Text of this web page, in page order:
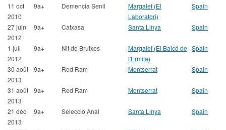
11 oct
2010
9a+ Demencia Senil
Margalef (El
Laboratori)
Spain
27 juin
2012
9a+ Catxasa Santa Linya Spain
1 juil
2012
9a+ Nit de Bruixes
Margalef (El Balcó de
l'Ermita)
Spain
30 août
2013
9a+ Red Ram Montserrat Spain
31 août
2013
9a+ Red Ram Montserrat Spain
21 déc
2013
9a+ Selecció Anal Santa Linya Spain